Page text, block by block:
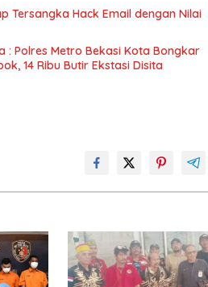
Tersangka Hack Email dengan Nilai
: Polres Metro Bekasi Kota Bongkar
14 Ribu Butir Ekstasi Disita